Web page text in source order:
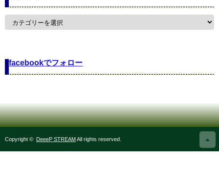
カ
facebookでフォロー
Copyright © DeeeP STREAMAll rights reserved.